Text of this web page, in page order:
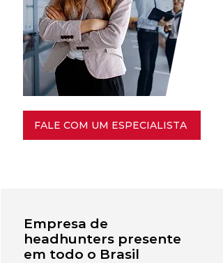
FALE COM UM ESPECIALISTA
Empresa de
headhunters presente
em todo o Brasil